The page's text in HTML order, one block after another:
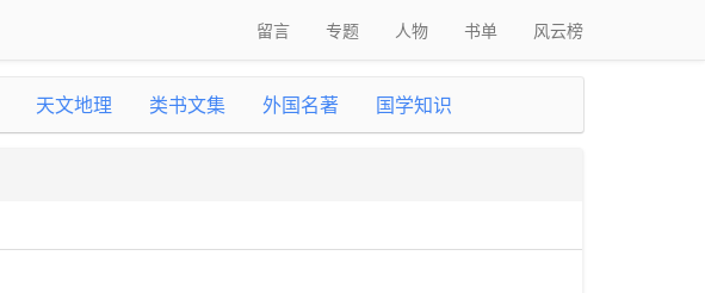
留言 专题 人物 书单 风云榜
天文地理 类书文集 外国名著 国学知识